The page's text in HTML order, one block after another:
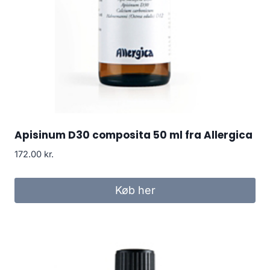
Apisinum D30 composita 50 ml fra Allergica
172.00 kr.
Køb her